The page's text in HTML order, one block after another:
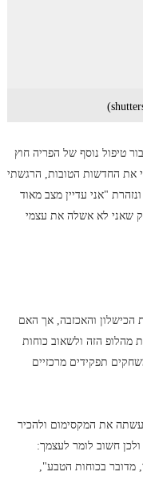
טיפול נוסף של הפריה חוץ
את החדשות הטובות, הרגשתי
"אני עדיין מצב מאוד
שאני לא אשלה את עצמי
הכישלון והאכזבה, אך האם
הזה ולשאוב כוחות
תפקידים מרכזיים
את המקסימום ולהכיר
חשוב לומר לעצמך:
מדובר בכוחות הטבע",